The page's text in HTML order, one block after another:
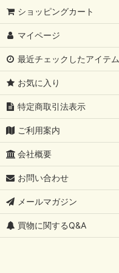
ショッピングカート
マイページ
最近チェックしたアイテム
お気に入り
特定商取引法表示
ご利用案内
会社概要
お問い合わせ
メールマガジン
買物に関するQ&A